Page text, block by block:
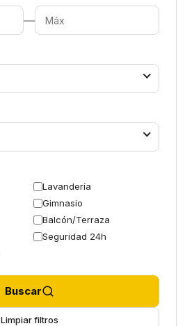
—
Lavandería
Gimnasio
Balcón/Terraza
Seguridad 24h
Buscar
Limpiar filtros